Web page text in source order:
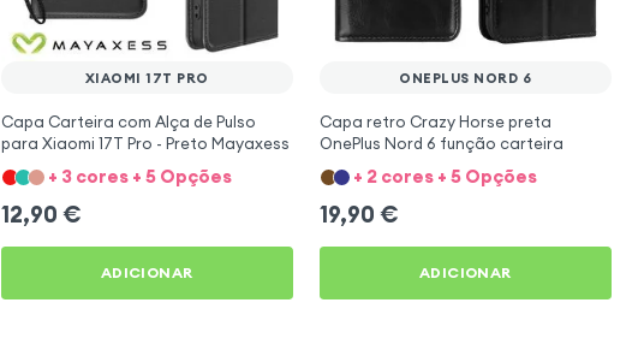
XIAOMI 17T PRO
Capa Carteira com Alça de Pulso
para Xiaomi 17T Pro - Preto Mayaxess
+ 3 cores + 5 Opções
12,90 €
ADICIONAR
ONEPLUS NORD 6
Capa retro Crazy Horse preta
OnePlus Nord 6 função carteira
+ 2 cores + 5 Opções
19,90 €
ADICIONAR